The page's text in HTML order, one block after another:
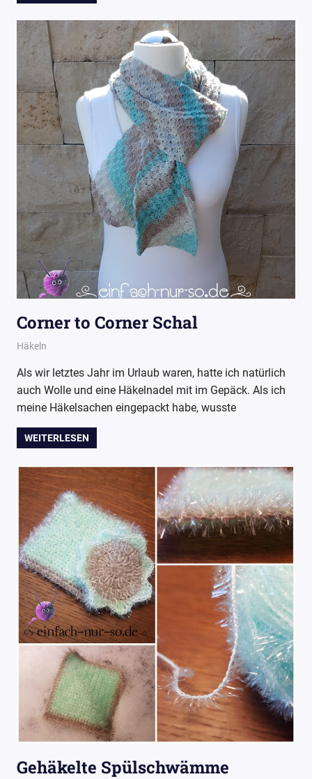
Corner to Corner Schal
27. Mai 2017
Wollpoesie
Häkeln
Als wir letztes Jahr im Urlaub waren, hatte ich natürlich
auch Wolle und eine Häkelnadel mit im Gepäck. Als ich
meine Häkelsachen eingepackt habe, wusste
WEITERLESEN
Gehäkelte Spülschwämme